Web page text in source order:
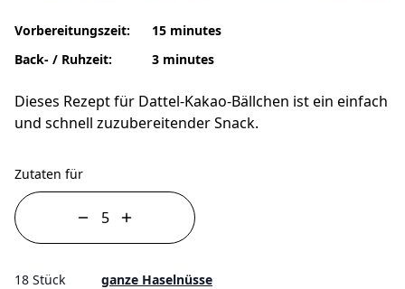
Vorbereitungszeit:
Back- / Ruhzeit:
15 minutes
3 minutes
Dieses Rezept für Dattel-Kakao-Bällchen ist ein einfach
und schnell zuzubereitender Snack.
Zutaten für
18 Stück
ganze Haselnüsse